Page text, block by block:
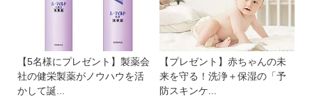
【5名様にプレゼント】製薬会
社の健栄製薬がノウハウを活
かして誕...
【プレゼント】赤ちゃんの未
来を守る！洗浄＋保湿の「予
防スキンケ...